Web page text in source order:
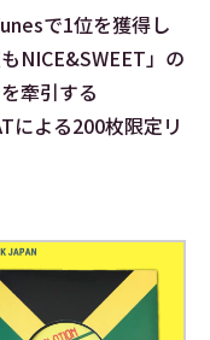
で1位を獲得し
NICE&SWEET」の
牽引する
による200枚限定リ